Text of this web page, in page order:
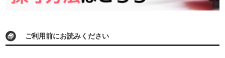
ご利用前にお読みください